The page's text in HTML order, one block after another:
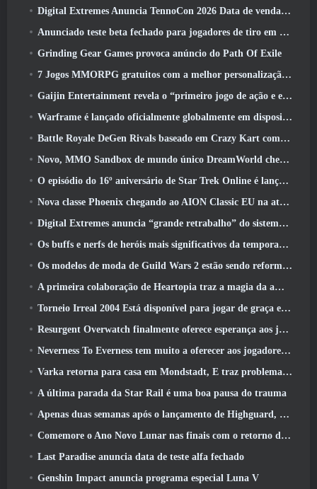
Digital Extremes Anuncia TennoCon 2026 Data de venda de ingressos
Anunciado teste beta fechado para jogadores de tiro em terceira pessoa
Grinding Gear Games provoca anúncio do Path Of Exile
7 Jogos MMORPG gratuitos com a melhor personalização de personagens
Gaijin Entertainment revela o “primeiro jogo de ação e extração espacial” Star Wrath
Warframe é lançado oficialmente globalmente em dispositivos Android
Battle Royale DeGen Rivals baseado em Crazy Kart combina todas as coisas que você provavelmente não sabia que queria combinadas
Novo, MMO Sandbox de mundo único DreamWorld chegando ao Steam com acesso antecipado
O episódio do 16º aniversário de Star Trek Online é lançado como parte da atualização de “corrupção”
Nova classe Phoenix chegando ao AION Classic EU na atualização ‘Ignite’
Digital Extremes anuncia “grande retrabalho” do sistema de progressão de jogadores do Soulframe
Os buffs e nerfs de heróis mais significativos da temporada 6.5
Os modelos de moda de Guild Wars 2 estão sendo reformulados com base no feedback dos jogadores
A primeira colaboração de Heartopia traz a magia da amizade de My Little Pony
Torneio Irreal 2004 Está disponível para jogar de graça e a Epic não processará ninguém por isso
Resurgent Overwatch finalmente oferece esperança aos jogadores
Neverness To Everness tem muito a oferecer aos jogadores, Particularmente divertido
Varka retorna para casa em Mondstadt, E traz problemas com ele na atualização Luna V do Genshin Impact
A última parada da Star Rail é uma boa pausa do trauma
Apenas duas semanas após o lançamento de Highguard, Wildlight Entertainment anuncia demissões
Comemore o Ano Novo Lunar nas finais com o retorno do ‘Modo Bank It’
Last Paradise anuncia data de teste alfa fechado
Genshin Impact anuncia programa especial Luna V